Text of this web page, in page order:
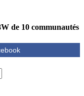
de 10 communautés